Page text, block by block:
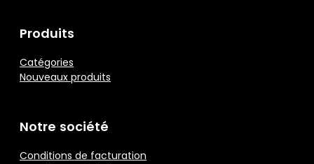
Produits
Catégories
Nouveaux produits
Notre société
Conditions de facturation